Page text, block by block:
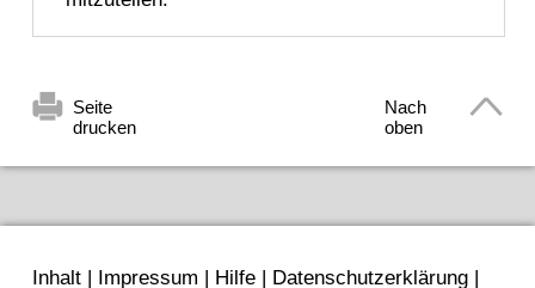
Seite
drucken
Nach
oben
Inhalt| Impressum | Hilfe| Datenschutzerklärung|